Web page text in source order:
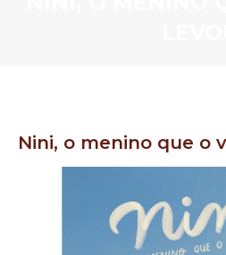
Nini, o menino que o